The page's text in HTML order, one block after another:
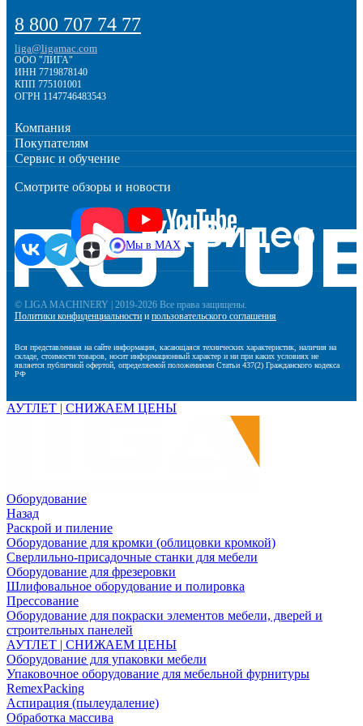
Регулярная профилактика клеевого узла (особенно ПУР)
продлевает ресурс и снижает брак.
8 800 707 74 77
liga@ligamac.com
ООО "ЛИГА"
ИНН 7719878140
КПП 775101001
ОГРН 1147746483543
Компания
Покупателям
Сервис и обучение
Смотрите обзоры и новости
Мы в MAX
© LIGA MACHINERY | 2019-2026 Все права защищены.
Политики конфиденциальности и пользовательского соглашения
Вся представленная на сайте информация, касающаяся технических характеристик, наличия на
складе, стоимости товаров, носит информационный характер и ни при каких условиях не
является публичной офертой, определяемой положениями Статьи 437(2) Гражданского кодекса
РФ
АУТЛЕТ | СНИЖАЕМ ЦЕНЫ
Оборудование
Назад
Раскрой и пиление
Оборудование для кромки (облицовки кромкой)
Сверлильно-присадочные станки для мебели
Оборудование для фрезеровки
Шлифовальное оборудование и полировка
Прессование
Оборудование для покраски элементов мебели, дверей и
строительных панелей
АУТЛЕТ | СНИЖАЕМ ЦЕНЫ
Оборудование для упаковки мебели
Упаковочное оборудование для мебельной фурнитуры
RemexPacking
Аспирация (пылеудаление)
Обработка массива